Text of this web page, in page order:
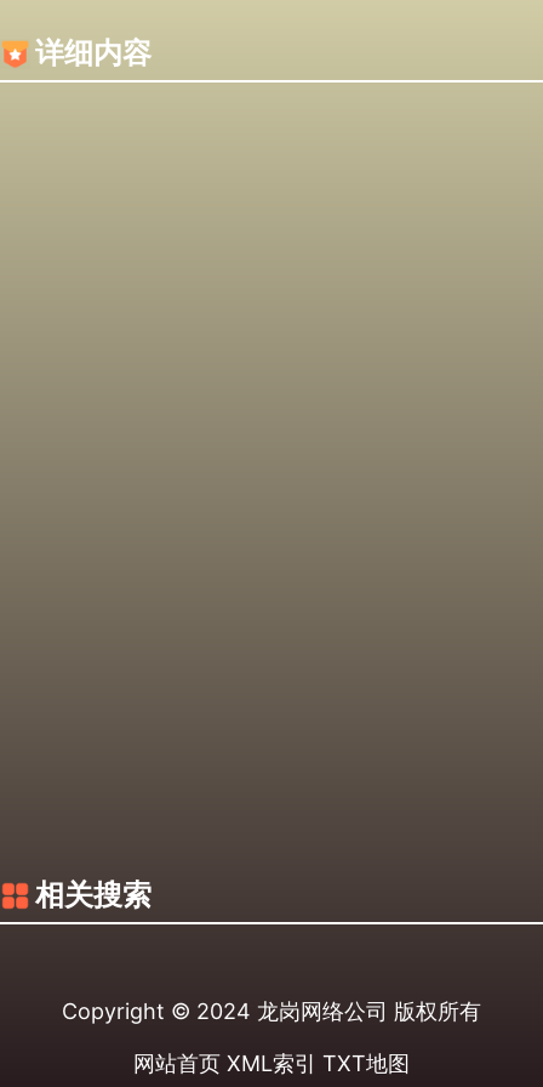
详细内容
相关搜索
Copyright © 2024 龙岗网络公司 版权所有
网站首页 XML索引 TXT地图